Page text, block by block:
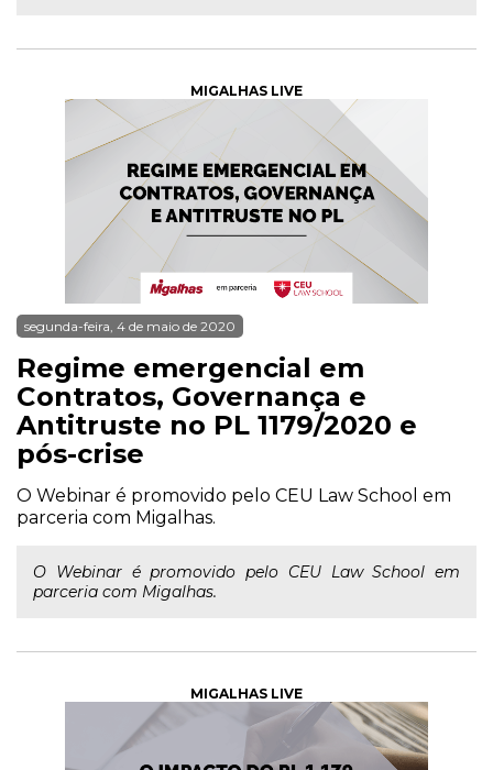
MIGALHAS LIVE
segunda-feira, 4 de maio de 2020
Regime emergencial em
Contratos, Governança e
Antitruste no PL 1179/2020 e
pós-crise
O Webinar é promovido pelo CEU Law School em
parceria com Migalhas.
O Webinar é promovido pelo CEU Law School em
parceria com Migalhas.
MIGALHAS LIVE